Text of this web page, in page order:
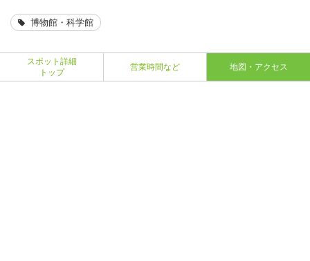
博物館・科学館
スポット詳細
トップ
営業時間など 地図・アクセス